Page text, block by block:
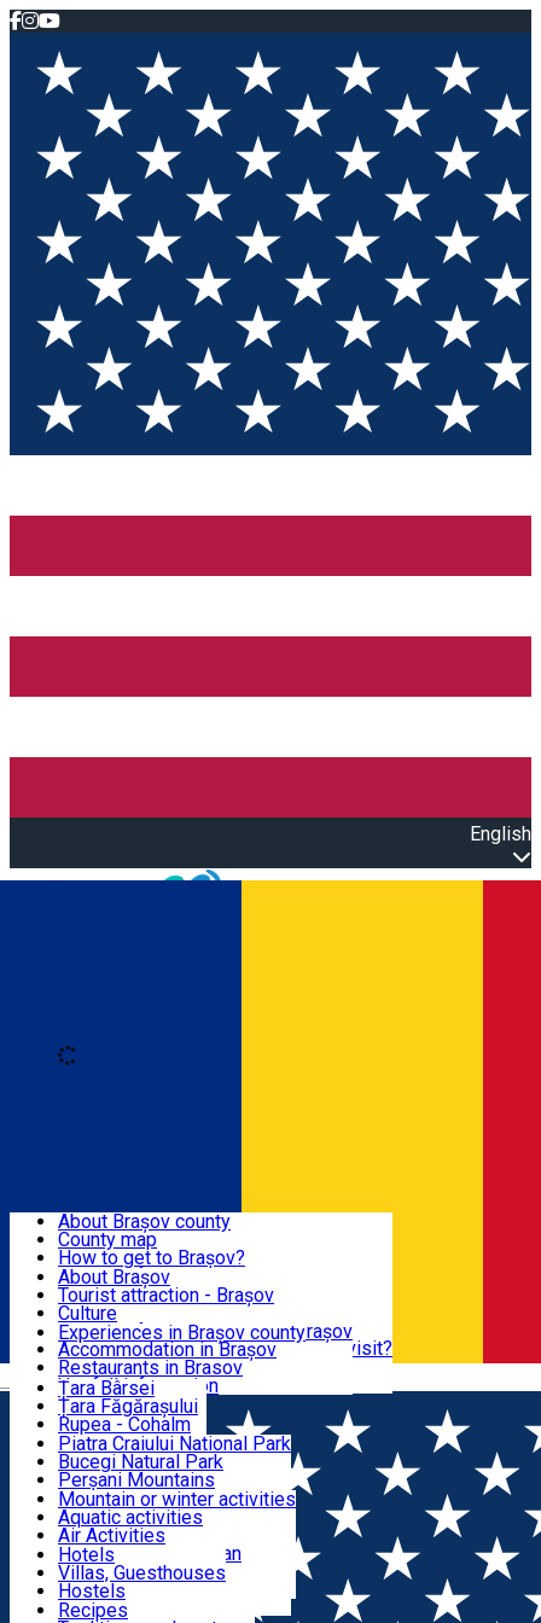
English
Română
BRAȘOV
EXPERIENCES
DESTINATIONS
NATURE
ACTIVE TOURISM
ACCOMMODATION
CULTURAL HERITAGE
About Brașov county
County map
How to get to Brașov?
Tourist Information Centers
Tourist Guides
Brașov Tourism Recommendations
Historical tourist attractions
What would a local recommend to visit?
Tourism news Brașov
Restaurants
About Brașov
Tourist attraction - Brașov
Culture
Tourist Information Center - Brașov
Accommodation in Brașov
Restaurants in Brasov
Usefull information
Experiences in Brașov county
Țara Bârsei
Țara Făgărașului
Rupea - Cohalm
ECO Destinations
Piatra Craiului National Park
Bucegi Natural Park
Perșani Mountains
Făgăraș Mountains
Postăvarul Peak
Măgura Codlei
Ciucaș Mountains
Protected areas
Other natural attractions
Speoturism
Mountain or winter activities
Aquatic activities
Air Activities
Adventure, Equestrian
Cycling, Running
Other activities
Hotels
Villas, Guesthouses
Hostels
Cottages
Recipes